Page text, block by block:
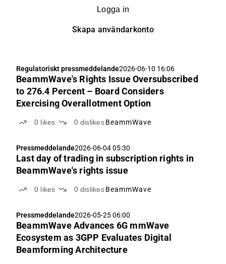
Logga in
Skapa användarkonto
Regulatoriskt pressmeddelande2026-06-10 16:06
BeammWave's Rights Issue Oversubscribed
to 276.4 Percent – Board Considers
Exercising Overallotment Option
0 likes 0 dislikes BeammWave
Pressmeddelande2026-06-04 05:30
Last day of trading in subscription rights in
BeammWave's rights issue
0 likes 0 dislikes BeammWave
Pressmeddelande2026-05-25 06:00
BeammWave Advances 6G mmWave
Ecosystem as 3GPP Evaluates Digital
Beamforming Architecture